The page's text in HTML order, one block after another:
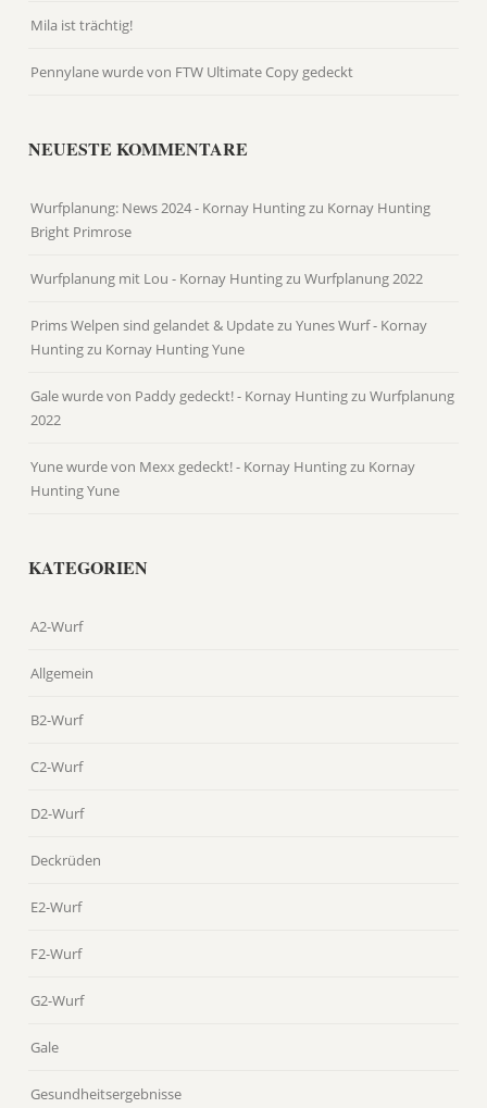
Mila ist trächtig!
Pennylane wurde von FTW Ultimate Copy gedeckt
NEUESTE KOMMENTARE
Wurfplanung: News 2024 - Kornay Huntingzu Kornay Hunting
Bright Primrose
Wurfplanung mit Lou - Kornay HuntingzuWurfplanung 2022
Prims Welpen sind gelandet & Update zu Yunes Wurf - Kornay
Huntingzu Kornay Hunting Yune
Gale wurde von Paddy gedeckt! - Kornay HuntingzuWurfplanung
2022
Yune wurde von Mexx gedeckt! - Kornay Huntingzu Kornay
Hunting Yune
KATEGORIEN
A2-Wurf
Allgemein
B2-Wurf
C2-Wurf
D2-Wurf
Deckrüden
E2-Wurf
F2-Wurf
G2-Wurf
Gale
Gesundheitsergebnisse